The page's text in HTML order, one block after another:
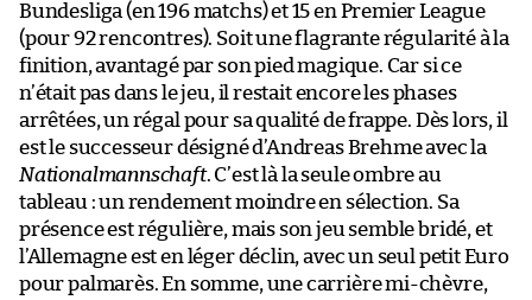
Bundesliga (en 196 matchs) et 15 en Premier League
(pour 92 rencontres). Soit une flagrante régularité à la
finition, avantagé par son pied magique. Car si ce
n’était pas dans le jeu, il restait encore les phases
arrêtées, un régal pour sa qualité de frappe. Dès lors, il
est le successeur désigné d’Andreas Brehme avec la
Nationalmannschaft. C’est là la seule ombre au
tableau : un rendement moindre en sélection. Sa
présence est régulière, mais son jeu semble bridé, et
l’Allemagne est en léger déclin, avec un seul petit Euro
pour palmarès. En somme, une carrière mi-chèvre,